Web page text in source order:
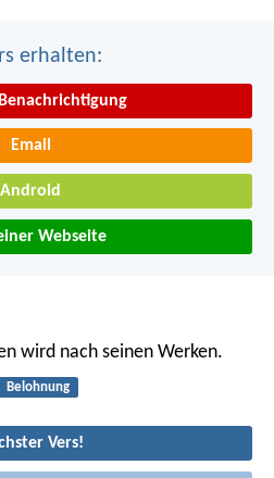
erhalten:
Email
Android
Webseite
wird nach seinen Werken.
Belohnung
Vers!